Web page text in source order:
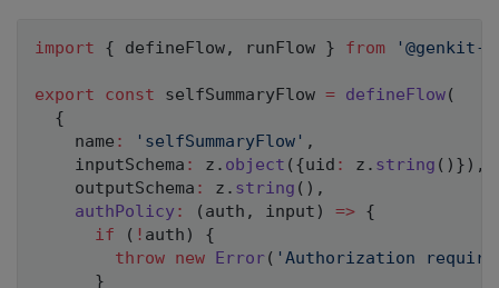
import { defineFlow, runFlow } from
export const selfSummaryFlow = defineFlow(
{
    name
: 'selfSummaryFlow' ,
    inputSchema
: z . object ( {uid : z . string ( ) } ) ,
    outputSchema
: z . string ( ) ,
authPolicy : ( auth , input ) => {
if
( ! auth )
{
throw new Error( 'Authorization
}